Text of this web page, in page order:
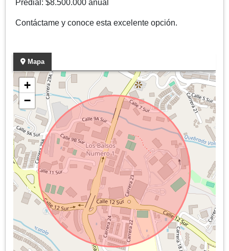
Predial: $8.500.000 anual
Contáctame y conoce esta excelente opción.
Mapa
+
−